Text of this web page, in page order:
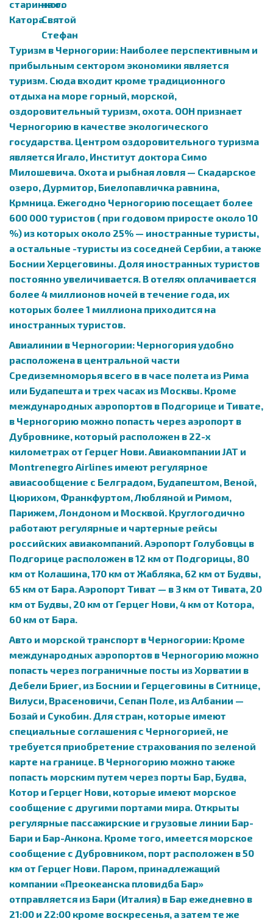
Tуризм в Черногории: Наиболее перспективным и
прибыльным сектором экономики является
туризм. Сюда входит кроме традиционного
отдыха на море горный, морской,
оздоровительный туризм, охота. ООН признает
Черногорию в качестве экологического
государства. Центром оздоровительного туризма
является Игало, Институт доктора Симо
Милошевича. Охота и рыбная ловля — Скадарское
озеро, Дурмитор, Биелопавличка равнина,
Крмница. Ежегодно Черногорию посещает более
600 000 туристов ( при годовом приросте около 10
%) из которых около 25% — иностранные туристы,
а остальные -туристы из соседней Сербии, а также
Боснии Херцеговины. Доля иностранных туристов
постоянно увеличивается. В отелях оплачивается
более 4 миллионов ночей в течение года, их
которых более 1 миллиона приходится на
иностранных туристов.
Авиалинии в Черногории: Черногория удобно
расположена в центральной части
Средиземноморья всего в в часе полета из Рима
или Будапешта и трех часах из Москвы. Кроме
международных аэропортов в Подгорице и Тивате,
в Черногорию можно попасть через аэропорт в
Дубровнике, который расположен в 22-х
километрах от Герцег Нови. Авиакомпании JAT и
Montrenegro Airlines имеют регулярное
авиасообщение с Белградом, Будапештом, Веной,
Цюрихом, Франкфуртом, Любляной и Римом,
Парижем, Лондоном и Москвой. Круглогодично
работают регулярные и чартерные рейсы
российских авиакомпаний. Аэропорт Голубовцы в
Подгорице расположен в 12 км от Подгорицы, 80
км от Колашина, 170 км от Жабляка, 62 км от Будвы,
65 км от Бара. Аэропорт Тиват — в 3 км от Тивата, 20
км от Будвы, 20 км от Герцег Нови, 4 км от Котора,
60 км от Бара.
Авто и морской транспорт в Черногории: Кроме
международных аэропортов в Черногорию можно
попасть через пограничные посты из Хорватии в
Дебели Бриег, из Боснии и Герцеговины в Ситнице,
Вилуси, Врасеновичи, Сепан Поле, из Албании —
Бозай и Сукобин. Для стран, которые имеют
специальные соглашения с Черногорией, не
требуется приобретение страхования по зеленой
карте на границе. В Черногорию можно также
попасть морским путем через порты Бар, Будва,
Котор и Герцег Нови, которые имеют морское
сообщение с другими портами мира. Открыты
регулярные пассажирские и грузовые линии Бар-
Бари и Бар-Анкона. Кроме того, имеется морское
сообщение с Дубровником, порт расположен в 50
км от Герцег Нови. Паром, принадлежащий
компании «Преокеанска пловидба Бар»
отправляется из Бари (Италия) в Бар ежедневно в
21:00 и 22:00 кроме воскресенья, а затем те же